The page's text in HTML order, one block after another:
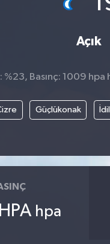
Açık
%23, Basınç: 1009 hpa
Güçlükonak İdil
hpa